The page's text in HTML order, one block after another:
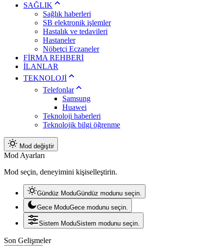
SAĞLIK
Sağlık haberleri
SB elektronik işlemler
Hastalık ve tedavileri
Hastaneler
Nöbetçi Eczaneler
FİRMA REHBERİ
İLANLAR
TEKNOLOJİ
Telefonlar
Samsung
Huawei
Teknoloji haberleri
Teknolojik bilgi öğrenme
Mod değiştir
Mod Ayarları
Mod seçin, deneyimini kişiselleştirin.
Gündüz ModuGündüz modunu seçin.
Gece ModuGece modunu seçin.
Sistem ModuSistem modunu seçin.
Son Gelişmeler